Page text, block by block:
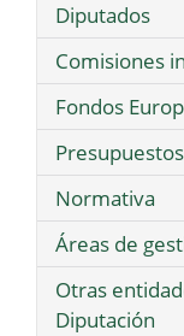
Diputados
Comisiones
Fondos
Presupuestos
Normativa
Áreas de
Otras
Diputación